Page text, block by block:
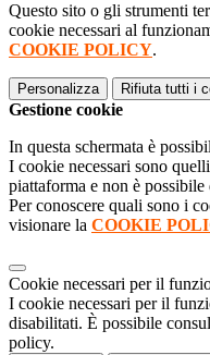
Questo sito o gli strumenti
cookie necessari al
COOKIE POLICY.
Personalizza Rifiuta tutti i
Gestione cookie
In questa schermata è
I cookie necessari sono
piattaforma e non è
Per conoscere quali sono i
visionare la COOKIE
Cookie necessari per il
I cookie necessari per il
disabilitati. È possibile
policy.